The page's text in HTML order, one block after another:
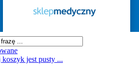
jest pusty ...